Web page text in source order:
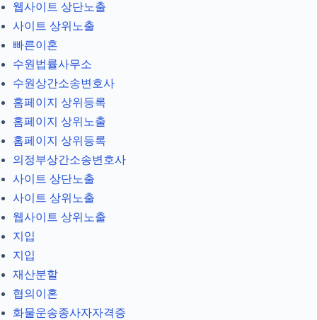
웹사이트 상단노출
사이트 상위노출
빠른이혼
수원법률사무소
수원상간소송변호사
홈페이지 상위등록
홈페이지 상위노출
홈페이지 상위등록
의정부상간소송변호사
사이트 상단노출
사이트 상위노출
웹사이트 상위노출
지입
지입
재산분할
협의이혼
화물운송종사자자격증